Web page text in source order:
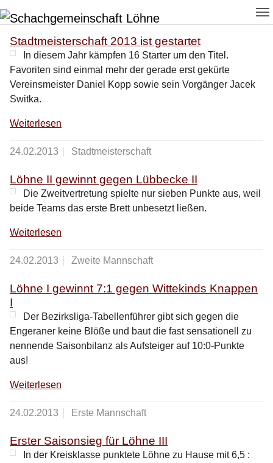
Stadtmeisterschaft 2013 ist gestartet
In diesem Jahr kämpfen 16 Starter um den Titel.
Favoriten sind einmal mehr der gerade erst gekürte
Vereinsmeister Daniel Kopp sowie sein Vorgänger Jacek
Switka.
Weiterlesen
24.02.2013 Stadtmeisterschaft
Löhne II gewinnt gegen Lübbecke II
Die Zweitvertretung spielte nur sieben Punkte aus, weil
beide Teams das erste Brett unbesetzt ließen.
Weiterlesen
24.02.2013 Zweite Mannschaft
Löhne I gewinnt 7:1 gegen Wittekinds Knappen
I
Der Bezirksliga-Tabellenführer gibt sich gegen die
Engeraner keine Blöße und baut die fast sensationell zu
nennende Saisonbilanz als Aufsteiger auf 10:0-Punkte
aus!
Weiterlesen
24.02.2013 Erste Mannschaft
Erster Saisonsieg für Löhne III
In der Kreisklasse punktete Löhne zu Hause mit 6,5 :